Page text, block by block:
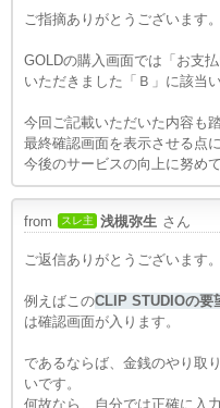
ご指摘ありがとうございます。
GOLDの購入画面では「お支
いただきました「Ｂ」に該当
今回ご記載いただいた内容も
最終確認画面を表示させる点
今後のサービスの向上に努め
from スレ主 浅槻弥生 さん
ご返信ありがとうございます。
例えばこのCLIP STUDIOの要
は確認画面が入ります。
であるならば、金銭のやり取
いです。
何故なら、自分では正確に入